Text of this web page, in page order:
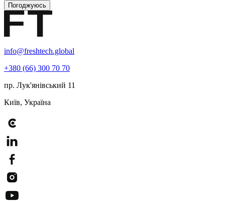
Погоджуюсь
info@freshtech.global
+380 (66) 300 70 70
пр. Лук'янівський 11
Київ, Україна